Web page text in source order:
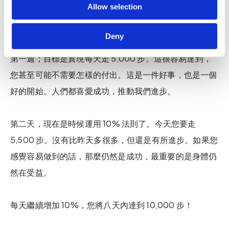
Allow selection
Deny
範例：
第一週；目標是實現每天走 5,000 步。這很容易達到，
您甚至可能不需要怎樣的付出。這是一件好事，也是一個
好的開始。人們都喜愛成功，推動我們進步。
第二天，現在是時候運用 10% 法則了。今天您要走
5,500 步。沒有比昨天多很多，但還是有所進步。如果您
感覺容易做到的話，那麼仍然是成功，最重要的是身體仍
然在受益。
每天繼續增加 10%，您將八天內達到 10,000 步！